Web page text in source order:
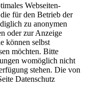
Webseiten-
für den Betrieb der
zu anonymen
oder zur Anzeige
können selbst
möchten. Bitte
womöglich nicht
stehen. Die von
Datenschutz